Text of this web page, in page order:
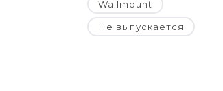
Wallmount
Не выпускается